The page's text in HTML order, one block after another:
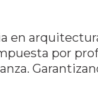
en
por